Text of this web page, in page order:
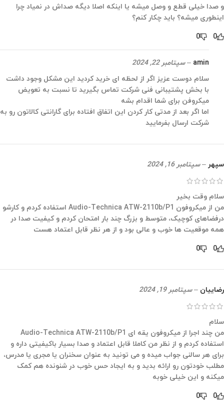
و صدا خیلی قطع و وصل میشه یا اینکه اصلا دیگه صداش در نمیاد چرا
اینطوری میشه؟ باید چکار کنم؟
0
0
amin
– سپتامبر 22, 2024
سلام دوست عزیز اگر از لحظه ای خرید کردید این مشکل وجود داشت
با بخش پشتیبانی فنی شرکت تماس بگیرید تا نسبت به تعویض
میکروفن برای شما اقدام بشه
اما اگر بعد از مدتی کار کردن این اتفاق افتاده برای گارانتی کالاتون رو به
شرکت ارسال بفرمایید
سپهر – سپتامبر 16, 2024
سلام وقت بخیر
من از میکروفون Audio-Technica ATW-2110b/P1 استفاده کردم و کارشو
درفضاهای کوچیک، متوسط و بزرگ چند بار امتحان کردم و کیفیت صدا در
همه موقعیت ها خوب و عالی بود و از هر نظر قابل اعتماد هست
0
0
رضاییان – سپتامبر 19, 2024
سلام
من چند اجرا از میکروفون یقه ای Audio-Technica ATW-2110b/P1
استفاده کردم و از نظر من کاملا قابل اعتماد و صدا بسیار باکیفیتی داره و
برای هر سالنی جواب میده و می تونید به عنوان سخنران یا مجری یا مدرس،
مطلب خودتون رو ارائه بدید و به ایجاد حس خوب در شنونده هم کمک
میکنه و این خیلی خوبه
0
0